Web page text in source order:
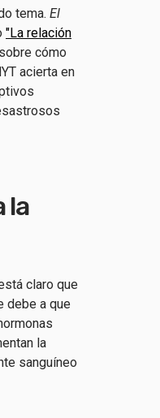
tema. El
"La relación
cómo
acierta en
la
claro que
debe a que
la
sanguíneo